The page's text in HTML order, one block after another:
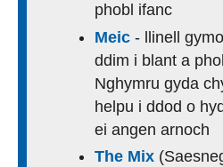
phobl ifanc
Meic - llinell
ddim i blant a
Nghymru gyda
helpu i ddod o
ei angen arnoch
The Mix